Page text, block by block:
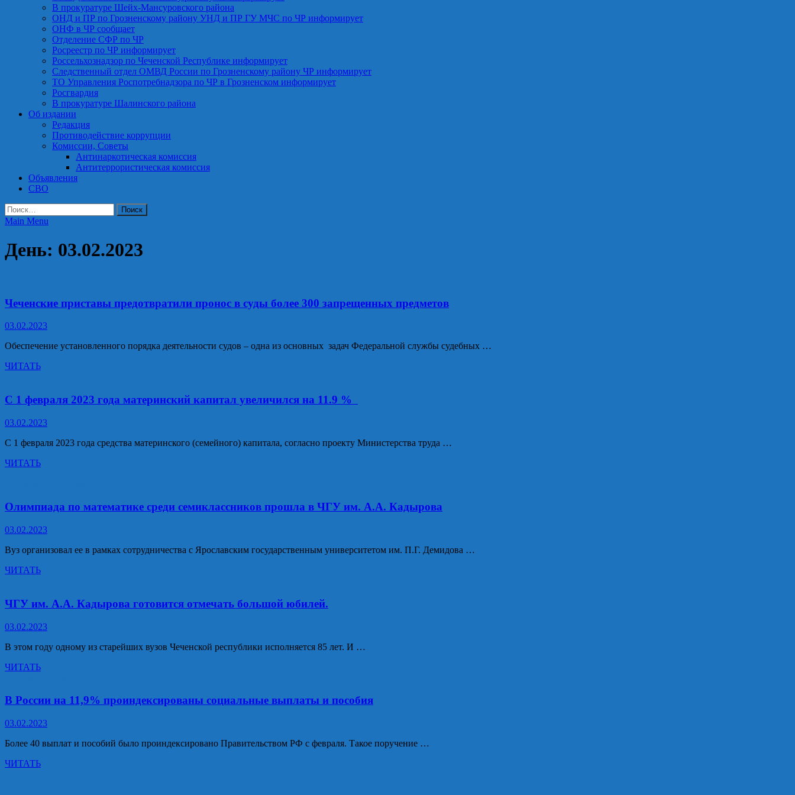
В прокуратуре Шейх-Мансуровского района
ОНД и ПР по Грозненскому району УНД и ПР ГУ МЧС по ЧР информирует
ОНФ в ЧР сообщает
Отделение СФР по ЧР
Росреестр по ЧР информирует
Россельхознадзор по Чеченской Республике информирует
Следственный отдел ОМВД России по Грозненскому району ЧР информирует
ТО Управления Роспотребнадзора по ЧР в Грозненском информирует
Росгвардия
В прокуратуре Шалинского района
Об издании
Редакция
Противодействие коррупции
Комиссии, Советы
Антинаркотическая комиссия
Антитеррористическая комиссия
Объявления
СВО
Найти:
Main Menu
День: 03.02.2023
Чеченские приставы предотвратили пронос в суды более 300 запрещенных предметов
03.02.2023
Обеспечение установленного порядка деятельности судов – одна из основных задач Федеральной службы судебных …
Чеченские
пронос
в
суды
более
300
запрещенных
предметов
ЧИТАТЬ
С 1 февраля 2023 года материнский капитал увеличился на 11.9 %
03.02.2023
С 1 февраля 2023 года средства материнского (семейного) капитала, согласно проекту Министерства труда …
С
года
материнский
капитал
увеличился
на
11.9
%
ЧИТАТЬ
Олимпиада по математике среди семиклассников прошла в ЧГУ им. А.А. Кадырова
03.02.2023
Вуз организовал ее в рамках сотрудничества с Ярославским государственным университетом им. П.Г. Демидова …
Олимпиада
среди
семиклассников
прошла
в
ЧГУ
А.А.
ЧИТАТЬ
ЧГУ им. А.А. Кадырова готовится отмечать большой юбилей.
03.02.2023
В этом году одному из старейших вузов Чеченской республики исполняется 85 лет. И …
ЧГУ
Кадырова
отмечать
большой
юбилей.
ЧИТАТЬ
В России на 11,9% проиндексированы социальные выплаты и пособия
03.02.2023
Более 40 выплат и пособий было проиндексировано Правительством РФ с февраля. Такое поручение …
В
ЧИТАТЬ